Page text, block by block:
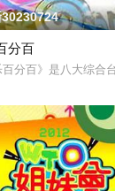
来，收视率长期占
分百
百分百》是八大综合